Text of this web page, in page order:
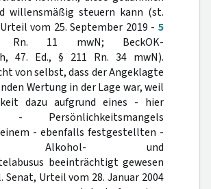
willensmäßig steuern kann (st.
vom 25. September 2019 - 5
11 mwN; BeckOK-
47. Ed., § 211 Rn. 34 mwN).
von selbst, dass der Angeklagte
Wertung in der Lage war, weil
dazu aufgrund eines - hier
- Persönlichkeitsmangels
- ebenfalls festgestellten -
Alkohol- und
beeinträchtigt gewesen
Urteil vom 28. Januar 2004